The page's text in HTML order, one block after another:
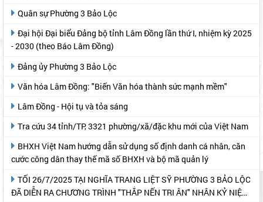
Quân sự Phường 3 Bảo Lộc
- 2030 (theo Báo Lâm Đồng)
Đảng ủy Phường 3 Bảo Lộc
Văn hóa Lâm Đồng: "Biến Văn hóa thành sức mạnh mềm"
Lâm Đồng - Hội tụ và tỏa sáng
Tra cứu 34 tỉnh/TP, 3321 phường/xã/đặc khu mới của Việt Nam
cước công dân thay thế mã số BHXH và bộ mã quản lý
ĐÃ DIỄN RA CHƯƠNG TRÌNH "THẮP NẾN TRI ÂN" NHÂN KỶ NIỆM